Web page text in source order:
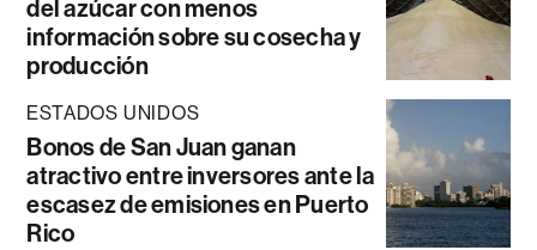
del azúcar con menos
información sobre su cosecha y
producción
ESTADOS UNIDOS
Bonos de San Juan ganan
atractivo entre inversores ante la
escasez de emisiones en Puerto
Rico